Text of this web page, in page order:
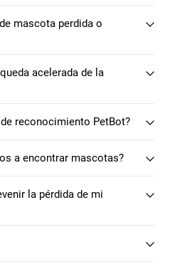
mascota perdida o
acelerada de la
reconocimiento PetBot?
a encontrar mascotas?
la pérdida de mi